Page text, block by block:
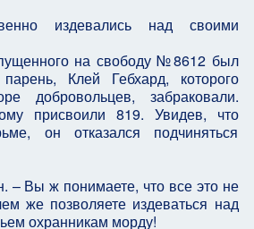
издевались над своими
на свободу №8612 был
Клей Гебхард, которого
добровольцев, забраковали.
присвоили 819. Увидев, что
он отказался подчиняться
– Вы ж понимаете, что все это не
же позволяете издеваться над
охранникам морду!